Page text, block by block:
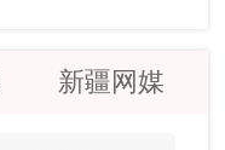
新疆网媒